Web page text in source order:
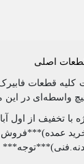
کلیه قطعات
واسطه‌ای در این
خرید